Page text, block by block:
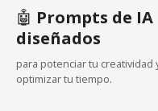
r
a
d
🤖 Prompts de IA
diseñados
para potenciar tu creatividad
optimizar tu tiempo.